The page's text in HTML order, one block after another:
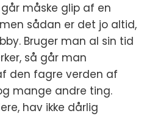
måske glip af en
sådan er det jo altid,
Bruger man al sin tid
så går man
den fagre verden af
mange andre ting.
hav ikke dårlig